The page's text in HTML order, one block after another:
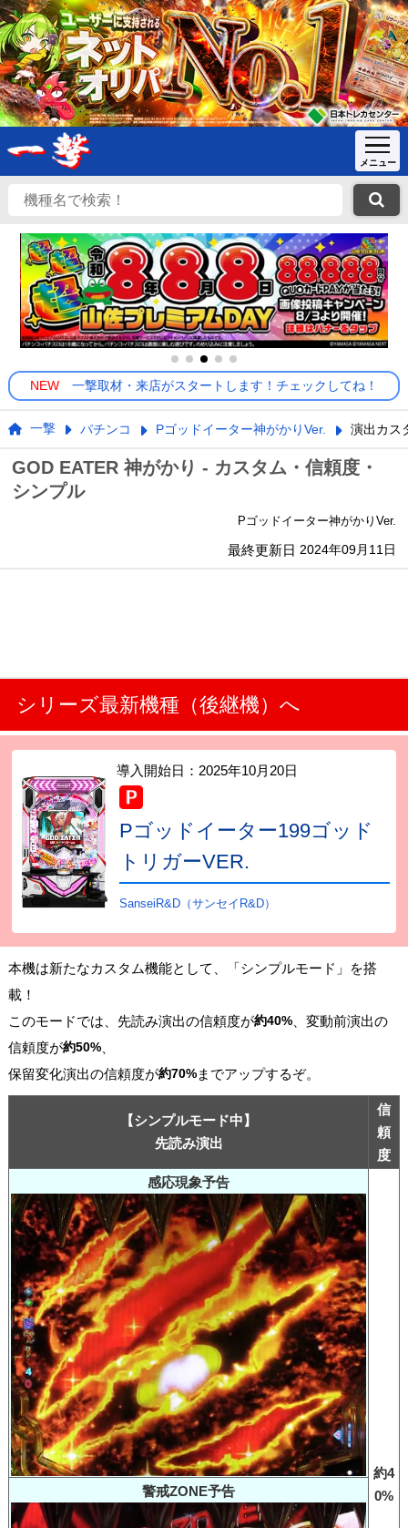
NEW 一撃取材・来店がスタートします！チェックしてね！
一撃 パチンコ Pゴッドイーター神がかりVer. 演出カス
GOD EATER 神がかり - カスタム・信頼度・
シンプル
Pゴッドイーター神がかりVer.
最終更新日 2024年09月11日
シリーズ最新機種（後継機）へ
導入開始日： 2025年10月20日
Pゴッドイーター199ゴッド
トリガーVER.
SanseiR&D（サンセイR&D）
本機は新たなカスタム機能として、「シンプルモード」を搭
載！
このモードでは、先読み演出の信頼度が約40%、変動前演出の
信頼度が約50%、
保留変化演出の信頼度が約70%までアップするぞ。
【シンプルモード中】
先読み演出
信
頼
度
感応現象予告
約4
0%
警戒ZONE予告